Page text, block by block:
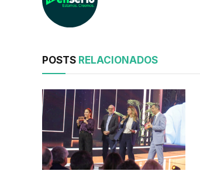
POSTS RELACIONADOS